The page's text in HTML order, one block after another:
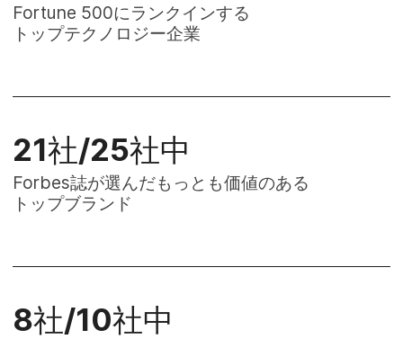
Fortune 500に​​ランクインする​​
トップテクノロジー企業
21社/25社中
Forbes誌が​​選んだもっとも​​価値の​​ある​​
トップブランド
8社/10社中